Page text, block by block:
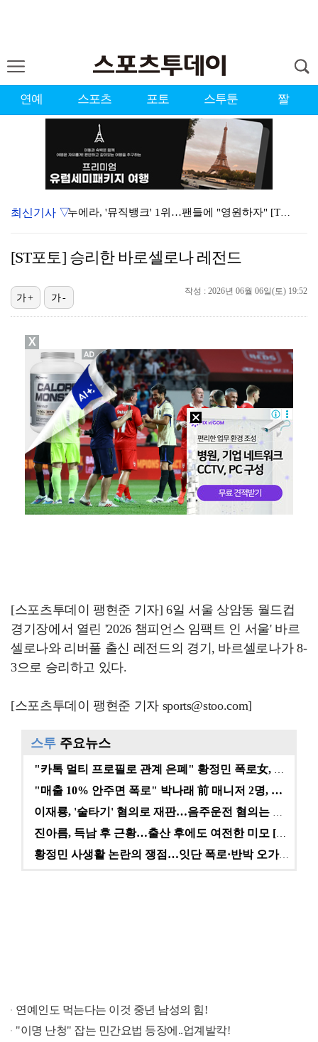
연예 스포츠 포토 스투툰 짤
누에라, '뮤직뱅크' 1위…팬들에 "영원하자" [TV캡…
강채연, 제주삼다수 2R 깜짝 선두 도약…박민지 공동 …
폭발까지 5분…안보현·정은채, 목숨 건 사투 시작(재벌…
대놓고 '심판 마사지'로 결재 받기도…최종 결재권자는 …
진세연, 전속계약 종료…FA 시장 나왔다 [공식]
'1라운드 115위' 김민별, 2라운드 7타 줄이며 7…
최신기사 ▽
[ST포토] 승리한 바로셀로나 레전드
작성 : 2026년 06월 06일(토) 19:52
가+ 가-
[스포츠투데이 팽현준 기자] 6일 서울 상암동 월드컵
경기장에서 열린 '2026 챔피언스 임팩트 인 서울' 바르
셀로나와 리버풀 출신 레전드의 경기, 바르셀로나가 8-
3으로 승리하고 있다.
[스포츠투데이 팽현준 기자 sports@stoo.com]
스투 주요뉴스
"카톡 멀티 프로필로 관계 은폐" 황정민 폭로女, 문자…
"매출 10% 안주면 폭로" 박나래 前 매니저 2명, …
이재룡, '술타기' 혐의로 재판…음주운전 혐의는 미적용…
진아름, 득남 후 근황…출산 후에도 여전한 미모 [스타…
황정민 사생활 논란의 쟁점…잇단 폭로·반박 오가는 소모…
X